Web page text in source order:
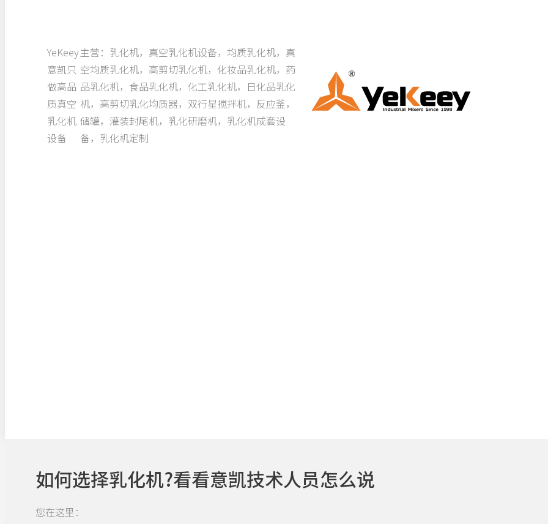
YeKeey
意凯只
做高品
质真空
乳化机
设备
主营：乳化机，真空乳化机设备，均质乳化机，真
空均质乳化机，高剪切乳化机，化妆品乳化机，药
品乳化机，食品乳化机，化工乳化机，日化品乳化
机，高剪切乳化均质器，双行星搅拌机，反应釜，
储罐，灌装封尾机，乳化研磨机，乳化机成套设
备，乳化机定制
如何选择乳化机?看看意凯技术人员怎么说
您在这里：